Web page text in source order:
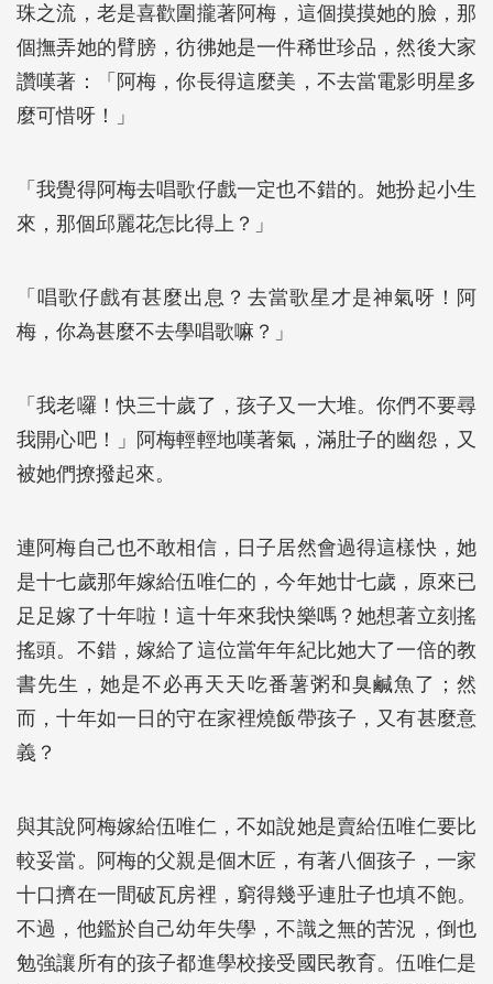
珠之流，老是喜歡圍攏著阿梅，這個摸摸她的臉，那
個撫弄她的臂膀，彷彿她是一件稀世珍品，然後大家
讚嘆著：「阿梅，你長得這麼美，不去當電影明星多
麼可惜呀！」
「我覺得阿梅去唱歌仔戲一定也不錯的。她扮起小生
來，那個邱麗花怎比得上？」
「唱歌仔戲有甚麼出息？去當歌星才是神氣呀！阿
梅，你為甚麼不去學唱歌嘛？」
「我老囉！快三十歲了，孩子又一大堆。你們不要尋
我開心吧！」阿梅輕輕地嘆著氣，滿肚子的幽怨，又
被她們撩撥起來。
連阿梅自己也不敢相信，日子居然會過得這樣快，她
是十七歲那年嫁給伍唯仁的，今年她廿七歲，原來已
足足嫁了十年啦！這十年來我快樂嗎？她想著立刻搖
搖頭。不錯，嫁給了這位當年年紀比她大了一倍的教
書先生，她是不必再天天吃番薯粥和臭鹹魚了；然
而，十年如一日的守在家裡燒飯帶孩子，又有甚麼意
義？
與其說阿梅嫁給伍唯仁，不如說她是賣給伍唯仁要比
較妥當。阿梅的父親是個木匠，有著八個孩子，一家
十口擠在一間破瓦房裡，窮得幾乎連肚子也填不飽。
不過，他鑑於自己幼年失學，不識之無的苦況，倒也
勉強讓所有的孩子都進學校接受國民教育。伍唯仁是